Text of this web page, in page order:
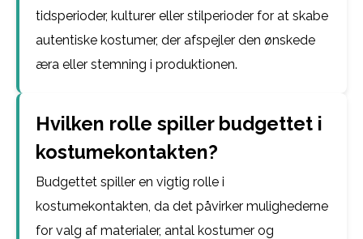
tidsperioder, kulturer eller stilperioder for at skabe
autentiske kostumer, der afspejler den ønskede
æra eller stemning i produktionen.
Hvilken rolle spiller budgettet i
kostumekontakten?
Budgettet spiller en vigtig rolle i
kostumekontakten, da det påvirker mulighederne
for valg af materialer, antal kostumer og